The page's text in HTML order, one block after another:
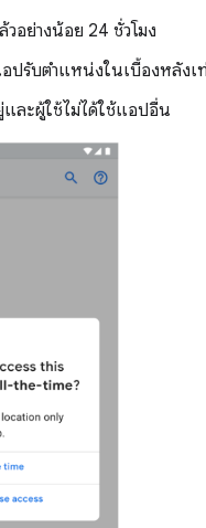
อย่างน้อย 24 ชั่วโมง
ปรับตำแหน่งในเบื้องหลังเ
ละผู้ใช้ไม่ได้ใช้แอปอื่น